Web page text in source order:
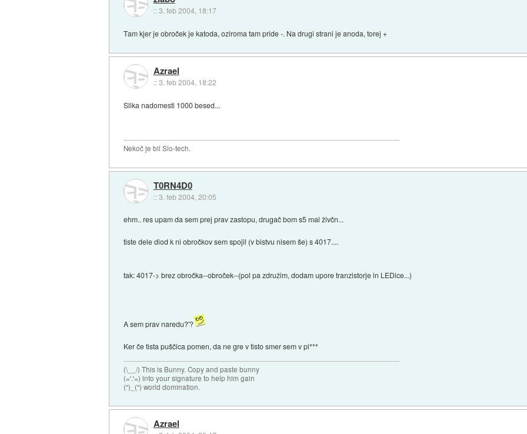
::3. feb 2004, 18:17
Tam kjer je obroček je katoda, oziroma tam pride -. Na drugi strani je anoda, torej +
Azrael
::3. feb 2004, 18:22
Slika nadomesti 1000 besed...
Nekoč je bil Slo-tech.
T0RN4D0
::3. feb 2004, 20:05
ehm.. res upam da sem prej prav zastopu, drugač bom s5 mal živčn...
tiste dele diod k ni obročkov sem spojil (v bistvu nisem še) s 4017....
tak: 4017-> brez obročka--obroček--(pol pa združim, dodam upore tranzistorje in LEDice...)
A sem prav naredu?'?
Ker če tista puščica pomen, da ne gre v tisto smer sem v pi***
(\__/) This is Bunny. Copy and paste bunny
(='.'=) into your signature to help him gain
(")_(") world domination.
Azrael